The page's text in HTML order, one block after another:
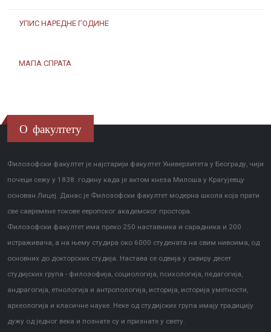
УПИС НАРЕДНЕ ГОДИНЕ
МАПА СПРАТА
О факултету
Филозофски факултет је најстарији факултет Универзитета у Београду, чији
почеци сежу у 1838. годину када је актом кнеза Милоша у Крагујевцу
основан Лицеј. Данас је Филозофски факултет модерна школа која прати
све савремене токове европског академског простора.
Филозофски факултет има преко 250 наставника и сарадника и 200
истраживача, а на њему студира око 6000 студената на свим нивоима, од
основних до докторских студија. Настава се одвија у оквиру десет
студијских група - филозофија, социологија, психологија, педагогија,
андрагогија, етнологија и антропологија, историја, историја уметности,
археологија и класичне науке. Неке од студијских група имају традицију
дужу од једног века и познате су и признате у свету.